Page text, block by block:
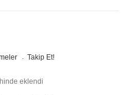
Takip Et!
eklendi